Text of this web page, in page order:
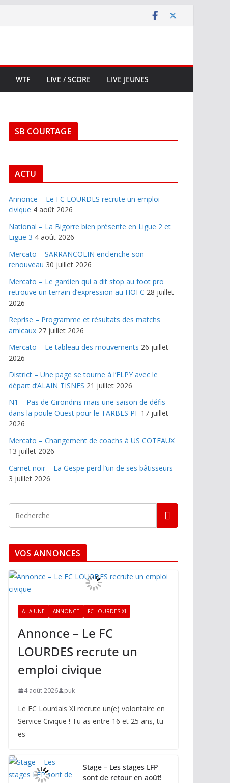
WTF LIVE / SCORE LIVE JEUNES
SB COURTAGE
ACTU
Annonce – Le FC LOURDES recrute un emploi
civique 4 août 2026
National – La Bigorre bien présente en Ligue 2 et
Ligue 3 4 août 2026
Mercato – SARRANCOLIN enclenche son
renouveau 30 juillet 2026
Mercato – Le gardien qui a dit stop au foot pro
retrouve un terrain d’expression au HOFC 28 juillet
2026
Reprise – Programme et résultats des matchs
amicaux 27 juillet 2026
Mercato – Le tableau des mouvements 26 juillet
2026
District – Une page se tourne à l’ELPY avec le
départ d’ALAIN TISNES 21 juillet 2026
N1 – Pas de Girondins mais une saison de défis
dans la poule Ouest pour le TARBES PF 17 juillet
2026
Mercato – Changement de coachs à US COTEAUX
13 juillet 2026
Carnet noir – La Gespe perd l’un de ses bâtisseurs
3 juillet 2026
VOS ANNONCES
A LA UNE ANNONCE FC LOURDES XI
Annonce – Le FC
LOURDES recrute un
emploi civique
4 août 2026 puk
Le FC Lourdais XI recrute un(e) volontaire en
Service Civique ! Tu as entre 16 et 25 ans, tu
es
Stage – Les stages LFP
sont de retour en août!